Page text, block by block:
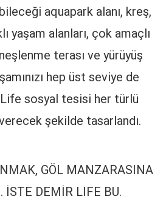
aquapark alanı, kreş,
yaşam alanları, çok amaçlı
terası ve yürüyüş
hep üst seviye de
sosyal tesisi her türlü
şekilde tasarlandı.
GÖL MANZARASINA
İSTE DEMİR LIFE BU.